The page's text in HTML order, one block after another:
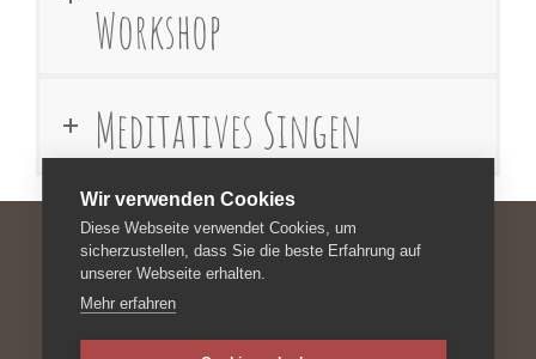
Workshop
Meditatives Singen
Impressum
Wir verwenden Cookies
Diese Webseite verwendet Cookies, um
sicherzustellen, dass Sie die beste Erfahrung auf
unserer Webseite erhalten.
Mehr erfahren